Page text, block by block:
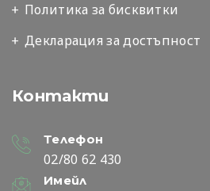
Политика за бисквитки
Декларация за достъпност
Контакти
Телефон
02/80 62 430
Имейл